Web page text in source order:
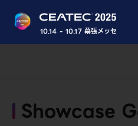
10.14 - 10.17 幕張メッセ
Showcase